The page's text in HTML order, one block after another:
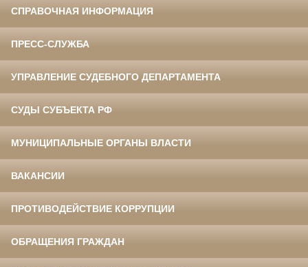
СПРАВОЧНАЯ ИНФОРМАЦИЯ
ПРЕСС-СЛУЖБА
УПРАВЛЕНИЕ СУДЕБНОГО ДЕПАРТАМЕНТА
СУДЫ СУБЪЕКТА РФ
МУНИЦИПАЛЬНЫЕ ОРГАНЫ ВЛАСТИ
ВАКАНСИИ
ПРОТИВОДЕЙСТВИЕ КОРРУПЦИИ
ОБРАЩЕНИЯ ГРАЖДАН